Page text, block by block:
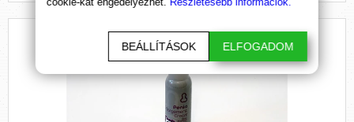
BEÁLLÍTÁSOK ELFOGADOM